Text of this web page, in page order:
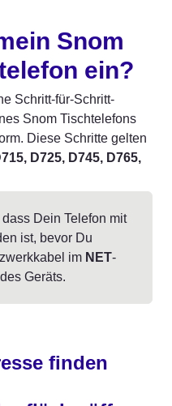
Snom
ein?
Schritt-für-Schritt-
Snom Tischtelefons
Diese Schritte gelten
D725, D745, D765,
Dein Telefon mit
ist, bevor Du
im NET-
Geräts.
finden